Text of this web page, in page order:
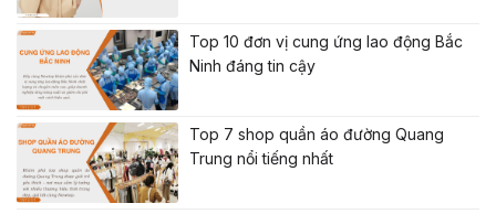
Top 10 đơn vị cung ứng lao động Bắc
Ninh đáng tin cậy
Top 7 shop quần áo đường Quang
Trung nổi tiếng nhất